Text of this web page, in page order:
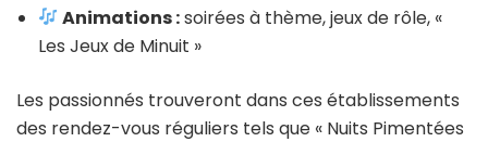
Animations :soirées à thème, jeux de rôle, «
Les Jeux de Minuit »
Les passionnés trouveront dans ces établissements
des rendez-vous réguliers tels que « Nuits Pimentées